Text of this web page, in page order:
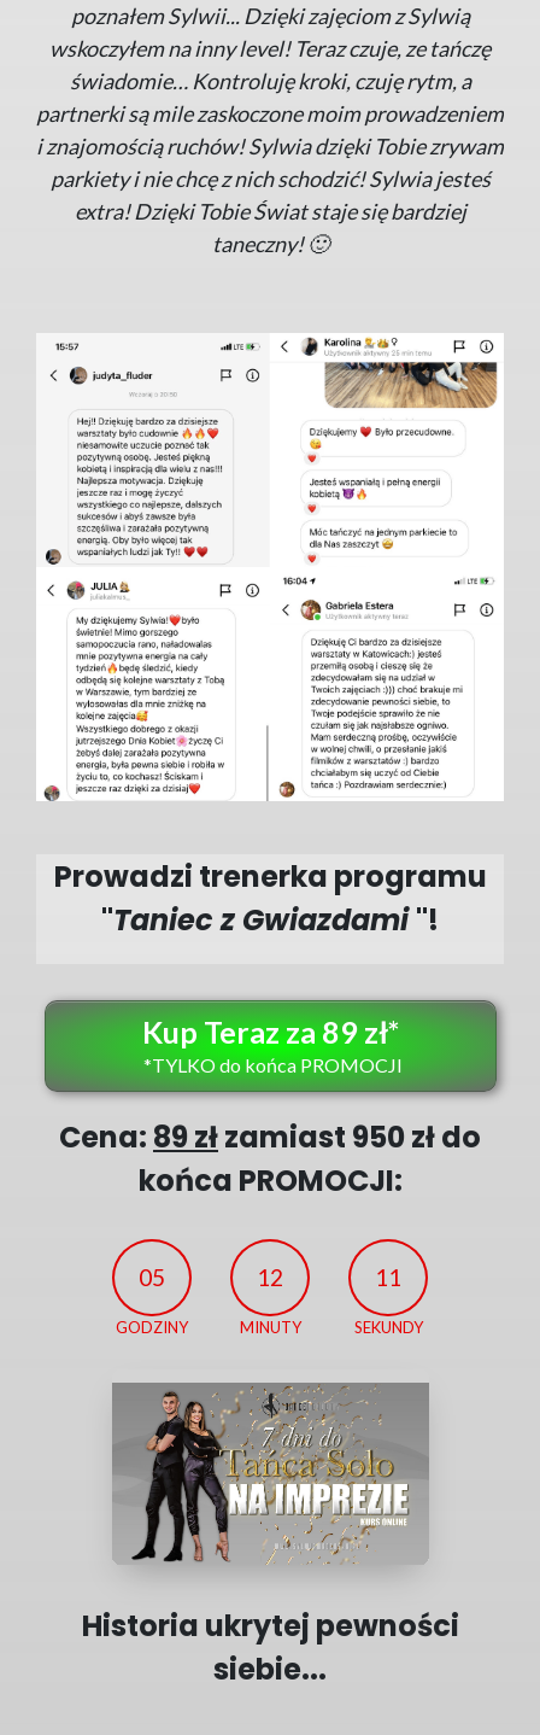
poznałem Sylwii... Dzięki zajęciom z Sylwią
wskoczyłem na inny level! Teraz czuje, ze tańczę
świadomie… Kontroluję kroki, czuję rytm, a
partnerki są mile zaskoczone moim prowadzeniem
i znajomością ruchów! Sylwia dzięki Tobie zrywam
parkiety i nie chcę z nich schodzić! Sylwia jesteś
extra! Dzięki Tobie Świat staje się bardziej
taneczny! 🙂
Prowadzi trenerka programu
"Taniec z Gwiazdami"!
Kup Teraz za 89 zł*
*TYLKO do końca PROMOCJI
Cena: 89 złzamiast 950 zł do
końca PROMOCJI:
05
GODZINY
12
MINUTY
10
SEKUNDY
Historia ukrytej pewności
siebie...